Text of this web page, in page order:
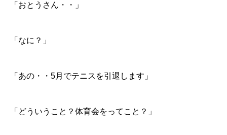
「おとうさん・・」
「なに？」
「あの・・5月でテニスを引退します」
「どういうこと？体育会をってこと？」